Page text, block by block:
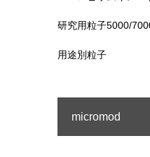
研究用粒子5000/
用途別粒子
micromod